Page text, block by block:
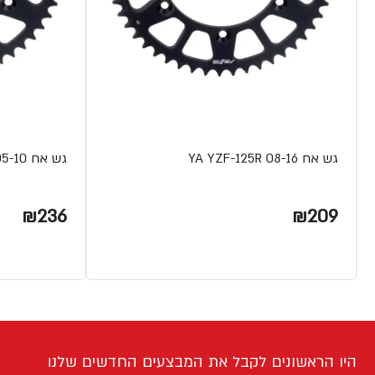
גש אח YA YZF-125R 08-16
₪209
גש אח YA XT-125X 05-10
₪236
היו הראשונים לקבל את המבצעים החדשים שלנו